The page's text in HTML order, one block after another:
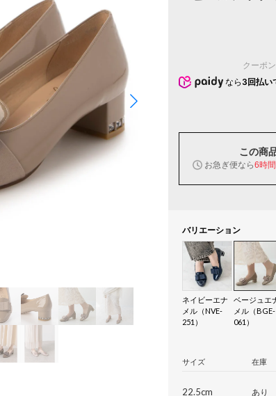
クーポ
なら 3回払い
この商
お急ぎ便なら6時
バリエーション
ネイビーエナ
メル（NVE-
251）
ベージュエ
メル（BGE-
061）
サイズ 在庫
22.5cm あり